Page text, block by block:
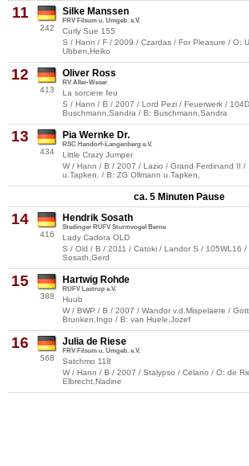
11
242
Silke Manssen
FRV Filsum u. Umgeb. e.V.
Curly Sue 155
S / Hann / F / 2009 / Czardas / For Pleasure / O:
Ubben,Heiko
12
413
Oliver Ross
RV Aller-Weser
La sorciere feu
S / Hann / B / 2007 / Lord Pezi / Feuerwerk /
Buschmann,Sandra / B: Buschmann,Sandra
13
434
Pia Wernke Dr.
RSC Handorf-Langenberg e.V.
Little Crazy Jumper
W / Hann / B / 2007 / Lazio / Grand Ferdinand II /
u.Tapken, / B: ZG Ollmann u.Tapken,
ca. 5 Minuten Pause
14
416
Hendrik Sosath
Stedinger RUFV Sturmvogel Berne
Lady Cadora OLD
S / Old / B / 2011 / Catoki / Landor S / 105WL16 /
Sosath,Gerd
15
388
Hartwig Rohde
RUFV Lastrup e.V.
Huub
W / BWP / B / 2007 / Wandor v.d.Mispelaere /
Brunken,Ingo / B: van Huele,Jozef
16
568
Julia de Riese
FRV Filsum u. Umgeb. e.V.
Satchmo 118
W / Hann / B / 2007 / Stalypso / Celano / O: de
Elbrecht,Nadine